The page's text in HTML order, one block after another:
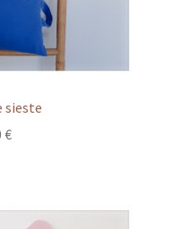
sieste
€